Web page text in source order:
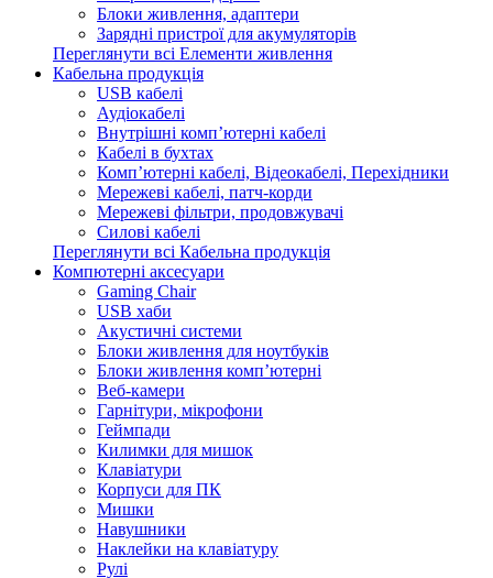
Блоки живлення, адаптери
Зарядні пристрої для акумуляторів
Переглянути всі Елементи живлення
Кабельна продукція
USB кабелі
Аудіокабелі
Внутрішні комп’ютерні кабелі
Кабелі в бухтах
Комп’ютерні кабелі, Відеокабелі, Перехідники
Мережеві кабелі, патч-корди
Мережеві фільтри, продовжувачі
Силові кабелі
Переглянути всі Кабельна продукція
Компютерні аксесуари
Gaming Chair
USB хаби
Акустичні системи
Блоки живлення для ноутбуків
Блоки живлення комп’ютерні
Веб-камери
Гарнітури, мікрофони
Геймпади
Килимки для мишок
Клавіатури
Корпуси для ПК
Мишки
Навушники
Наклейки на клавіатуру
Рулі